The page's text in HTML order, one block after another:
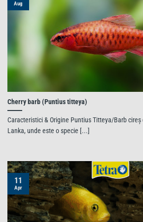
Cherry barb (Puntius titteya)
Caracteristici & Origine Puntius Titteya/Barb
Lanka, unde este o specie [...]
Aug
11
Apr